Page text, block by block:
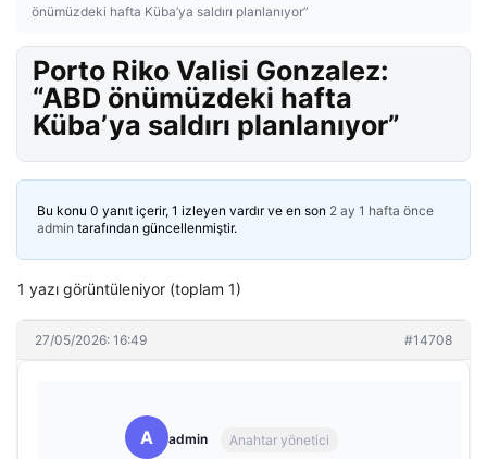
önümüzdeki hafta Küba’ya saldırı planlanıyor”
Porto Riko Valisi Gonzalez:
“ABD önümüzdeki hafta
Küba’ya saldırı planlanıyor”
Bu konu 0 yanıt içerir, 1 izleyen vardır ve en son 2 ay 1 hafta önce
admin tarafından güncellenmiştir.
1 yazı görüntüleniyor (toplam 1)
27/05/2026: 16:49 #14708
A admin Anahtar yönetici